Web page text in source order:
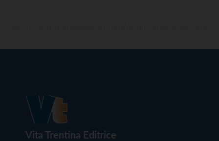
Vita Trentina Editrice